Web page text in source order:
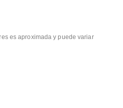
es aproximada y puede variar